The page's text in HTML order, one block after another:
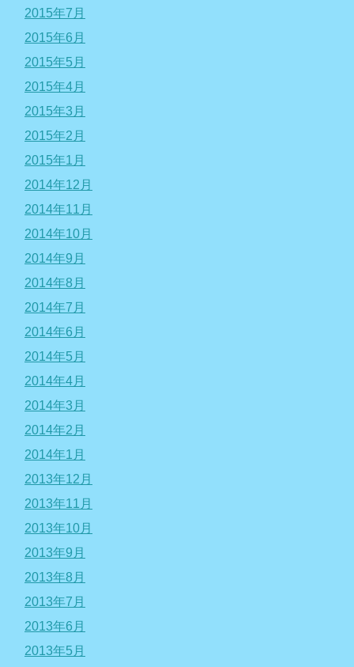
2015年7月
2015年6月
2015年5月
2015年4月
2015年3月
2015年2月
2015年1月
2014年12月
2014年11月
2014年10月
2014年9月
2014年8月
2014年7月
2014年6月
2014年5月
2014年4月
2014年3月
2014年2月
2014年1月
2013年12月
2013年11月
2013年10月
2013年9月
2013年8月
2013年7月
2013年6月
2013年5月